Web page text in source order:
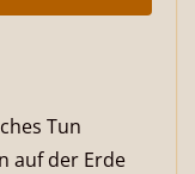
Tun
auf der Erde